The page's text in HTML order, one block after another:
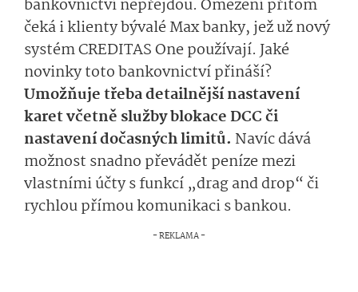
bankovnictví nepřejdou. Omezení přitom
čeká i klienty bývalé Max banky, jež už nový
systém CREDITAS One používají. Jaké
novinky toto bankovnictví přináší?
Umožňuje třeba detailnější nastavení
karet včetně služby blokace DCC či
nastavení dočasných limitů. Navíc dává
možnost snadno převádět peníze mezi
vlastními účty s funkcí „drag and drop“ či
rychlou přímou komunikaci s bankou.